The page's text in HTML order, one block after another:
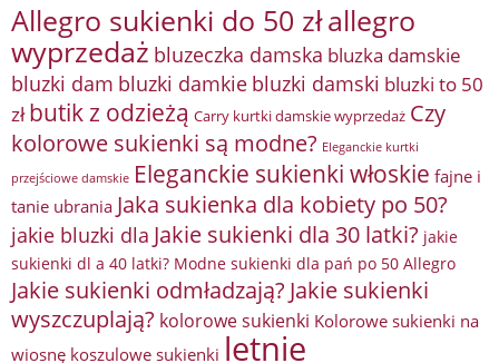
Allegro sukienki do 50 złallegro
wyprzedaż bluzeczka damska bluzka damskie
bluzki dam bluzki damkie bluzki damski bluzki to 50
zł butik z odzieżą Carry kurtki damskie wyprzedaż Czy
kolorowe sukienki są modne? Eleganckie kurtki
przejściowe damskie Eleganckie sukienki włoskie fajne i
tanie ubrania Jaka sukienka dla kobiety po 50?
jakie bluzki dla Jakie sukienki dla 30 latki? jakie
sukienki dl a 40 latki? Modne sukienki dla pań po 50 Allegro
Jakie sukienki odmładzają? Jakie sukienki
wyszczuplają? kolorowe sukienki Kolorowe sukienki na
wiosnę koszulowe sukienki letnie